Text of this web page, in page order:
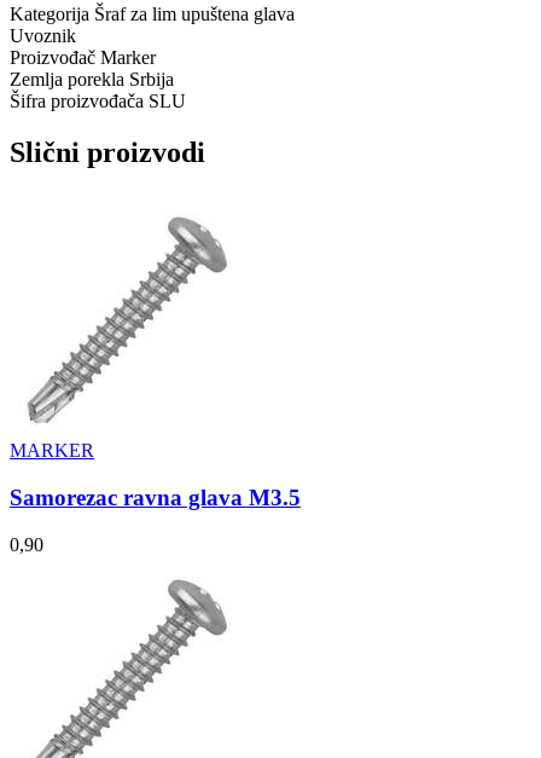
Kategorija Šraf za lim upuštena glava
Uvoznik
Proizvođač Marker
Zemlja porekla Srbija
Šifra proizvođača SLU
Slični proizvodi
MARKER
Samorezac ravna glava M3.5
0,90